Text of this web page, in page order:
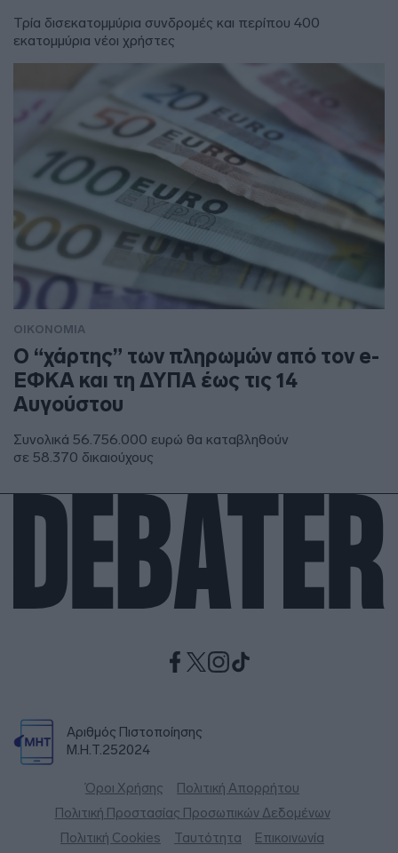
Τρία δισεκατομμύρια συνδρομές και περίπου 400
εκατομμύρια νέοι χρήστες
ΟΙΚΟΝΟΜΙΑ
Ο “χάρτης” των πληρωμών από τον e-
ΕΦΚΑ και τη ΔΥΠΑ έως τις 14
Αυγούστου
Συνολικά 56.756.000 ευρώ θα καταβληθούν
σε 58.370 δικαιούχους
Αριθμός Πιστοποίησης
Μ.Η.Τ.252024
Όροι Χρήσης
Πολιτική Απορρήτου
Πολιτική Προστασίας Προσωπικών Δεδομένων
Πολιτική Cookies
Ταυτότητα Επικοινωνία